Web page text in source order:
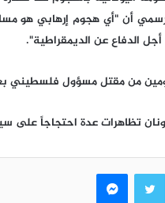
أن "أي هجوم إرهابي هو
الدفاع عن الديمقراطية".
من مقتل مسؤول فلسطيني
تظاهرات عدة احتجاجاً على
تويتر ماسنجر